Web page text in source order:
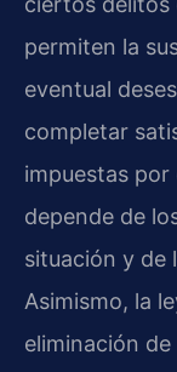
permiten la
eventual
completar
impuestas por
depende de
situación y de
Asimismo, la
eliminación